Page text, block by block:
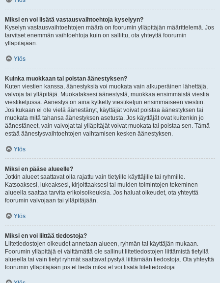
Miksi en voi lisätä vastausvaihtoehtoja kyselyyn?
Kyselyn vastausvaihtoehtojen määrä on foorumin ylläpitäjän määrittelemä. Jos
tarvitset enemmän vaihtoehtoja kuin on sallittu, ota yhteyttä foorumin
ylläpitäjään.
Ylös
Kuinka muokkaan tai poistan äänestyksen?
Kuten viestien kanssa, äänestyksiä voi muokata vain alkuperäinen lähettäjä,
valvoja tai ylläpitäjä. Muokataksesi äänestystä, muokkaa ensimmäistä viestiä
viestiketjussa. Äänestys on aina kytketty viestiketjun ensimmäiseen viestiin.
Jos kukaan ei ole vielä äänestänyt, käyttäjät voivat poistaa äänestyksen tai
muokata mitä tahansa äänestyksen asetusta. Jos käyttäjät ovat kuitenkin jo
äänestäneet, vain valvojat tai ylläpitäjät voivat muokata tai poistaa sen. Tämä
estää äänestysvaihtoehtojen vaihtamisen kesken äänestyksen.
Ylös
Miksi en pääse alueelle?
Jotkin alueet saattavat olla rajattu vain tietyille käyttäjille tai ryhmille.
Katsoaksesi, lukeaksesi, kirjoittaaksesi tai muiden toimintojen tekeminen
alueella saattaa tarvita erikoisoikeuksia. Jos haluat oikeudet, ota yhteyttä
foorumin valvojaan tai ylläpitäjään.
Ylös
Miksi en voi liittää tiedostoja?
Liitetiedostojen oikeudet annetaan alueen, ryhmän tai käyttäjän mukaan.
Foorumin ylläpitäjä ei välttämättä ole sallinut liitetiedostojen liittämistä tietyllä
alueella tai vain tietyt ryhmät saattavat pystyä liittämään tiedostoja. Ota yhteyttä
foorumin ylläpitäjään jos et tiedä miksi et voi lisätä liitetiedostoja.